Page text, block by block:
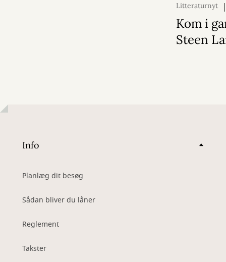
Litteraturnyt
2026
Kom i
Steen
Info
Planlæg dit besøg
Sådan bliver du låner
Reglement
Takster